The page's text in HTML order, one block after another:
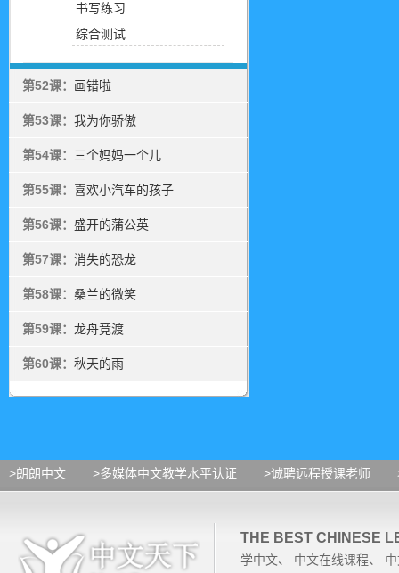
书写练习
综合测试
第52课： 画错啦
第53课： 我为你骄傲
第54课： 三个妈妈一个儿
第55课： 喜欢小汽车的孩子
第56课： 盛开的蒲公英
第57课： 消失的恐龙
第58课： 桑兰的微笑
第59课： 龙舟竞渡
第60课： 秋天的雨
>朗朗中文 >多媒体中文教学水平认证 >诚聘远程授课老师
THE BEST CHINESE
学中文、 中文在线课程、